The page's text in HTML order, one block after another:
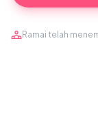
Ramai telah